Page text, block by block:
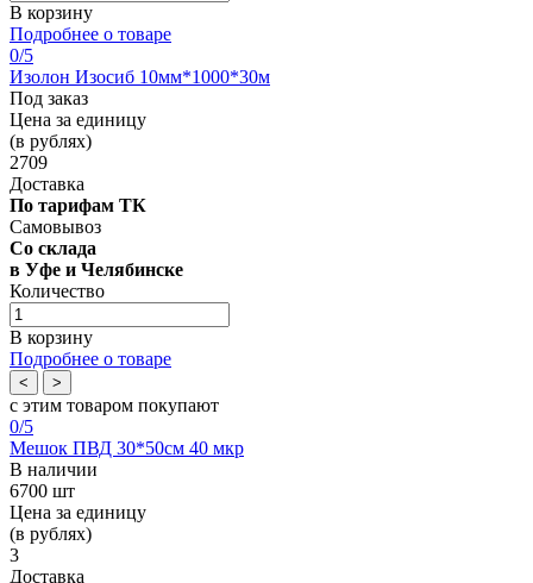
В корзину
Подробнее о товаре
0/5
Изолон Изосиб 10мм*1000*30м
Под заказ
Цена за единицу
(в рублях)
2709
Доставка
По тарифам ТК
Самовывоз
Со склада
в Уфе и Челябинске
Количество
В корзину
Подробнее о товаре
< >
с этим товаром покупают
0/5
Мешок ПВД 30*50см 40 мкр
В наличии
6700 шт
Цена за единицу
(в рублях)
3
Доставка